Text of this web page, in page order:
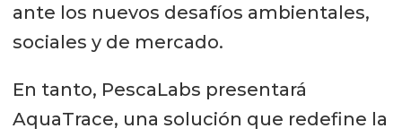
ante los nuevos desafíos ambientales,
sociales y de mercado.
En tanto, PescaLabs presentará
AquaTrace, una solución que redefine la